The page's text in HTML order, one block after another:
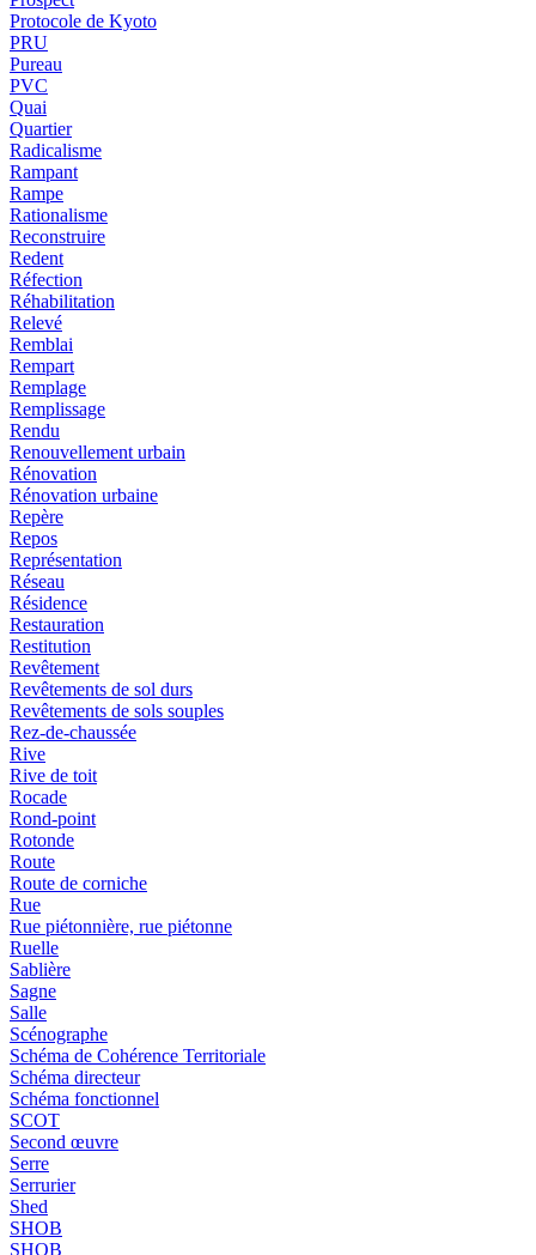
Protocole de Kyoto
PRU
Pureau
PVC
Quai
Quartier
Radicalisme
Rampant
Rampe
Rationalisme
Reconstruire
Redent
Réfection
Réhabilitation
Relevé
Remblai
Rempart
Remplage
Remplissage
Rendu
Renouvellement urbain
Rénovation
Rénovation urbaine
Repère
Repos
Représentation
Réseau
Résidence
Restauration
Restitution
Revêtement
Revêtements de sol durs
Revêtements de sols souples
Rez-de-chaussée
Rive
Rive de toit
Rocade
Rond-point
Rotonde
Route
Route de corniche
Rue
Rue piétonnière, rue piétonne
Ruelle
Sablière
Sagne
Salle
Scénographe
Schéma de Cohérence Territoriale
Schéma directeur
Schéma fonctionnel
SCOT
Second œuvre
Serre
Serrurier
Shed
SHOB
SHOB